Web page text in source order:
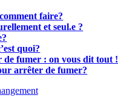
faire?
et seul.e ?
quoi?
de fumer : on vous dit tout !
arrêter de fumer?